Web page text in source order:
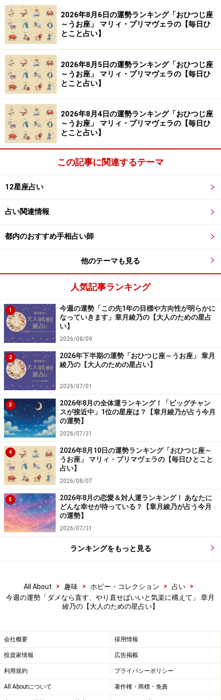
けから攻めに転じています。「ダメかもしれないけれ
ど、やってみるね！」でいいのです。
だって、やらないと気が済まないでしょう？ 忠告は無視
せずに心にとどめて、本当にダメかどうかを確かめるつ
もりで動いてみて。注意深く進む分、間違わずに済み、
望む未来に大きく近づけるはず。
愛は、会える日を特別なものに。
＞【2026年7月の運勢ランキング】結果を見る
おうし座（4月20日～5月20日生まれ）
聞くスキルで、
世界を平和に！
半ば強引に物事が決まっていくため、反発も揺り戻しも
起こりやすくなっています。さまざまな思惑がぶつかる
ため、“傾聴”を心掛けるといいみたい。
誰の心の中にもある「尊重されたい」「大事にされた
い」「特別だと思われたい」という思いを先回りしてす
くい上げていくといいのです。話せる人、分かってくれ
る存在と思ってもらえたら、今後もグッとやりやすくな
るもの。
オフは、細かいことまで考えずに済む場所へ。勝手知っ
たるスポットで、気ままに過ごすとリセットになりそ
う。
愛は、夢語りが心を1つに。
＞【2026年7月の運勢ランキング】結果を見る
ふたご座（5月21日～6月21日生まれ）
仁義を切る。
情に生きる。
しがらみが多い1週間です。
ると、誰かに呼ばれるのです。こんなはずじゃなかっ
た、もっと自分のために生きたい、そんなフラストレー
いい人に徹して、尽くしてみることで、感謝や手応えを
つかめて、不思議な充足感に満たされるはず。我を捨て
て、流れに身を任せてみると、意外にタイミングも合っ
てくるはず。修行や徳積みと割り切って。
2026年8月6日の運勢ランキング「おひつじ座
～うお座」 マリィ・プリマヴェラの【毎日ひ
とこと占い】
2026年8月5日の運勢ランキング「おひつじ座
～うお座」 マリィ・プリマヴェラの【毎日ひ
とこと占い】
2026年8月4日の運勢ランキング「おひつじ座
～うお座」 マリィ・プリマヴェラの【毎日ひ
とこと占い】
この記事に関連するテーマ
12星座占い
占い関連情報
都内のおすすめ手相占い師
他のテーマも見る
人気記事ランキング
1
今週の運勢「この先1年の目標や方向性が明らかに
なっていきます」章月綾乃の【大人のための星占
い】
2026/08/09
2
2026年下半期の運勢「おひつじ座～うお座」 章月
綾乃の【大人のための星占い】
2026/07/01
3
2026年8月の全体運ランキング！「ビッグチャン
スが接近中」1位の星座は？【章月綾乃が占う今月
の運勢】
2026/07/31
4
2026年8月10日の運勢ランキング「おひつじ座～
うお座」 マリィ・プリマヴェラの【毎日ひとこと
占い】
2026/08/07
5
2026年8月の恋愛＆対人運ランキング！ あなたに
どんな幸せが待っている？【章月綾乃が占う今月
の運勢】
2026/07/31
ランキングをもっと見る
All About > 趣味 > ホビー・コレクション > 占い
>
今週の運勢「ダメなら直す、やり直せばいいと気楽に構えて」 章月
綾乃の【大人のための星占い】
会社概要 採用情報
投資家情報 広告掲載
利用規約 プライバシーポリシー
All Aboutについて 著作権・商標・免責